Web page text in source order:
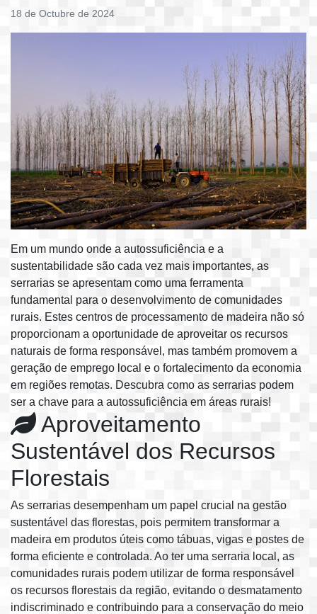
18 de Octubre de 2024
Em um mundo onde a autossuficiência e a
sustentabilidade são cada vez mais importantes, as
serrarias se apresentam como uma ferramenta
fundamental para o desenvolvimento de comunidades
rurais. Estes centros de processamento de madeira não só
proporcionam a oportunidade de aproveitar os recursos
naturais de forma responsável, mas também promovem a
geração de emprego local e o fortalecimento da economia
em regiões remotas. Descubra como as serrarias podem
ser a chave para a autossuficiência em áreas rurais!
Aproveitamento
Sustentável dos Recursos
Florestais
As serrarias desempenham um papel crucial na gestão
sustentável das florestas, pois permitem transformar a
madeira em produtos úteis como tábuas, vigas e postes de
forma eficiente e controlada. Ao ter uma serraria local, as
comunidades rurais podem utilizar de forma responsável
os recursos florestais da região, evitando o desmatamento
indiscriminado e contribuindo para a conservação do meio